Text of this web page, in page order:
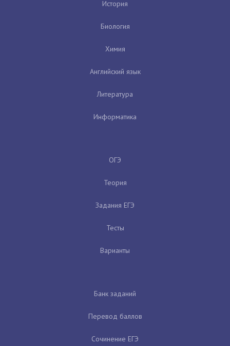
История
Биология
Химия
Английский язык
Литература
Информатика
ОГЭ
Теория
Задания ЕГЭ
Тесты
Варианты
Банк заданий
Перевод баллов
Сочинение ЕГЭ